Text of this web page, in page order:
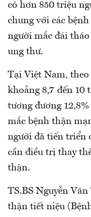
có hơn 850 triệu
chung với các
người mắc đái tháo
ung thư.
Tại Việt Nam,
khoảng 8,7 đến 10
tương đương
mắc bệnh thận
người đã tiến triển
cần điều trị thay
thận.
TS.BS Nguyễn
thận tiết niệu